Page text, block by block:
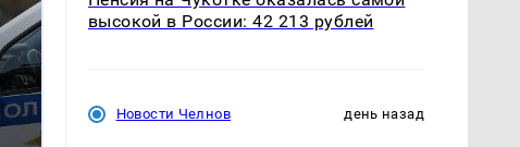
высокой в России: 42 213 рублей
Новости Челнов день назад